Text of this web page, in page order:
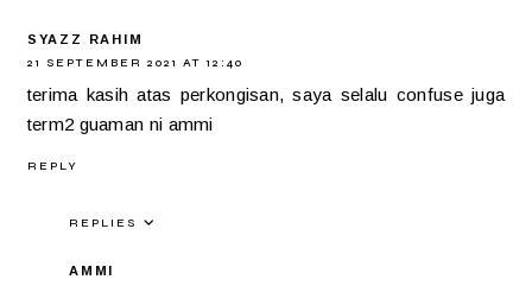
SYAZZ RAHIM
21 SEPTEMBER 2021 AT 12:40
terima kasih atas perkongisan, saya selalu confuse juga
term2 guaman ni ammi
REPLY
REPLIES
AMMI